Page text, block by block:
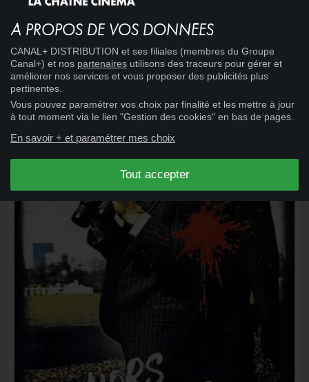
L'ARMÉE DU CRIME
À PROPOS DE VOS DONNÉES
CANAL+ DISTRIBUTION et ses filiales (membres du Groupe
Canal+) et nos partenaires utilisons des traceurs pour gérer et
améliorer nos services et vous proposer des publicités plus
pertinentes.
Vous pouvez paramétrer vos choix par finalité et les mettre à jour
à tout moment via le lien "Gestion des cookies" en bas de pages.
En savoir + et paramétrer mes choix
Tout accepter